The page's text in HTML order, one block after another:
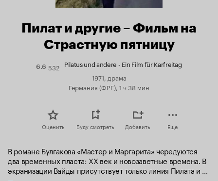
Пилат и другие – Фильм на
Страстную пятницу
6.6Рейтинг
532 Pilatus und andere - Ein Film für Karfreitag
1971, драма
Германия (ФРГ), 1 ч 38 мин
Оценить Буду смотреть Добавить Еще
В романе Булгакова «Мастер и Маргарита» чередуются
два временных пласта: XX век и новозаветные времена. В
экранизации Вайды присутствует только линия Пилата и